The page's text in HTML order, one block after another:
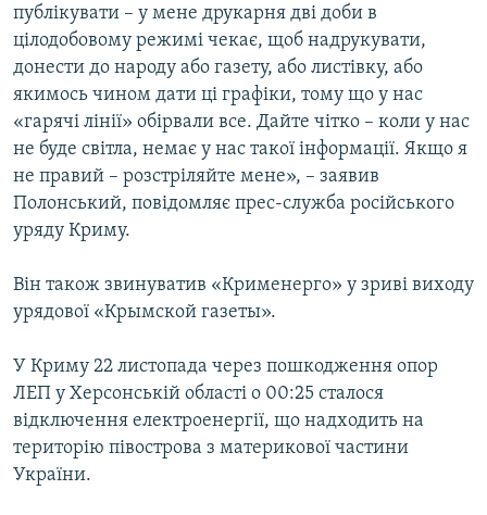
публікувати – у мене друкарня дві доби в
цілодобовому режимі чекає, щоб надрукувати,
донести до народу або газету, або листівку, або
якимось чином дати ці графіки, тому що у нас
«гарячі лінії» обірвали все. Дайте чітко – коли у нас
не буде світла, немає у нас такої інформації. Якщо я
не правий – розстріляйте мене», – заявив
Полонський, повідомляє прес-служба російського
уряду Криму.
Він також звинуватив «Крименерго» у зриві виходу
урядової «Крымской газеты».
У Криму 22 листопада через пошкодження опор
ЛЕП у Херсонській області о 00:25 сталося
відключення електроенергії, що надходить на
територію півострова з материкової частини
України.